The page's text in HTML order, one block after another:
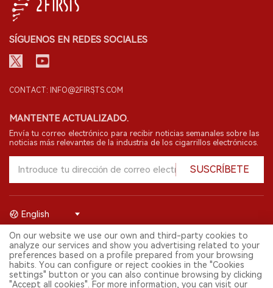
SÍGUENOS EN REDES SOCIALES
CONTACT: INFO@2FIRSTS.COM
MANTENTE ACTUALIZADO.
Envía tu correo electrónico para recibir noticias semanales sobre las
noticias más relevantes de la industria de los cigarrillos electrónicos.
SUSCRÍBETE
© 2026 Shenzhen 2FIRSTS Technology Co.,Ltd. Todos los derechos
reservados.
2FIRSTS solo es accesible para profesionales de la industria,
investigadores, medios y otros profesionales. El acceso por menores
está prohibido.
English
On our website we use our own and third-party cookies to
analyze our services and show you advertising related to your
preferences based on a profile prepared from your browsing
habits. You can configure or reject cookies in the "Cookies
settings" button or you can also continue browsing by clicking
"Accept all cookies". For more information, you can visit our